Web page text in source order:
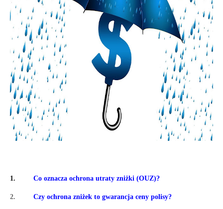
1. Co oznacza ochrona utraty zniżki (OUZ)?
2. Czy ochrona zniżek to gwarancja ceny polisy?